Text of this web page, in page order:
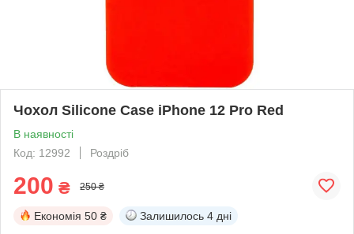
Чохол Silicone Case iPhone 12 Pro Red
В наявності
Код: 12992
Роздріб
200 ₴ 250 ₴
Економія 50 ₴ Залишилось 4 дні